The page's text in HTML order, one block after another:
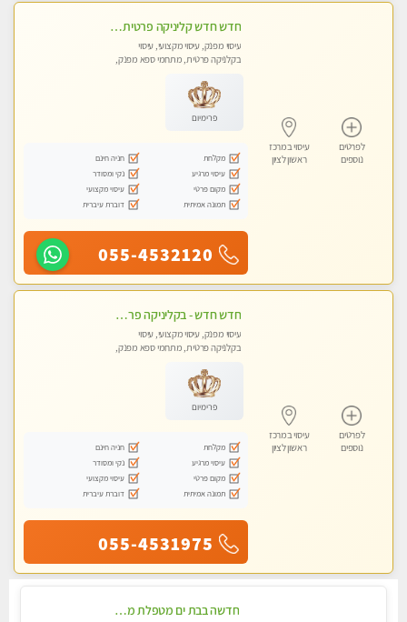
לפרטים
נוספים
עיסוי במרכז
ראשון לציון
חדש חדש קליניקה פרטית לבריאות הגוף לעיסוי מקצועי ומפנק -שעות עבודה -10:00-23:00- ללא מין !!
עיסוי מפנק, עיסוי מקצועי, עיסוי
בקלניקה פרטית, מתחמי ספא מפנק,
פרימיום
מקלחת
חניה חינם
עיסוי מרגיע
נקי ומסודר
מקום פרטי
עיסוי מקצועי
תמונה אמיתית
דוברת עיברית
055-4532120
לפרטים
נוספים
עיסוי במרכז
ראשון לציון
חדש חדש - בקליניקה פרטית בבת ים עיסוי לחידוש אנרגיות עיסוי מקצועי מומלץ מאוד ללא מין !!
עיסוי מפנק, עיסוי מקצועי, עיסוי
בקלניקה פרטית, מתחמי ספא מפנק,
פרימיום
מקלחת
חניה חינם
עיסוי מרגיע
נקי ומסודר
מקום פרטי
עיסוי מקצועי
תמונה אמיתית
דוברת עיברית
055-4531975
חדשה בבת ים מטפלת מקצוענית ידי זהב VIP-מומלץ לחלוטין! פרטי! ​​​​​​ Highly recommended